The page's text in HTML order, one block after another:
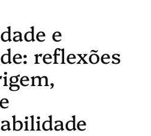
e
reflexões